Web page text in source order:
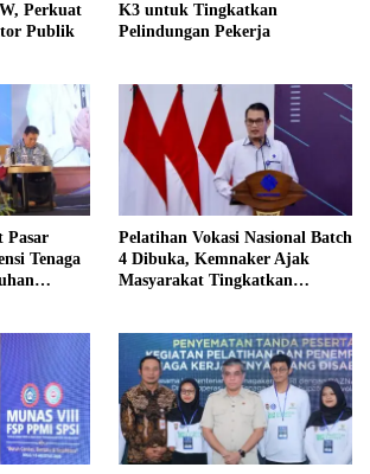
Perkuat
Publik
K3 untuk Tingkatkan
Pelindungan Pekerja
Pasar
Tenaga
Pelatihan Vokasi Nasional Batch
4 Dibuka, Kemnaker Ajak
Masyarakat Tingkatkan